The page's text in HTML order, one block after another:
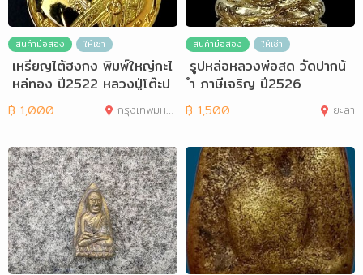
สินค้ามือสอง ให้เช่า
เหรียญไต้ฮงกง พิมพ์ใหญ่กะไ
หล่ทอง ปี2522 หลวงปู่โต๊ะป
ลุกเสก
฿ 1,000 กรุงเทพมหานคร
สินค้ามือสอง ให้เช่า
รูปหล่อหลวงพ่อสด วัดปากน้
ำ ภาษีเจริญ ปี2526
฿ 1,500 ยะลา